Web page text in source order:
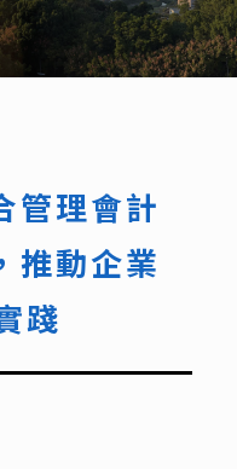
管理會計
推動企業
踐